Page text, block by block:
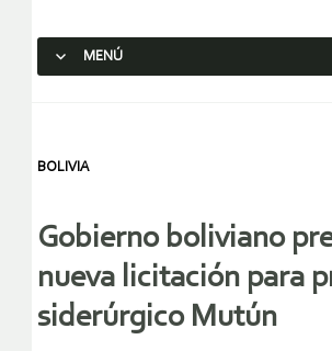
MENÚ
BOLIVIA
Gobierno boliviano
nueva licitación para
siderúrgico Mutún